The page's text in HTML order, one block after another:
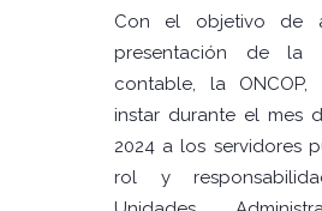
Con el objetivo de
presentación de la
contable, la ONCOP,
instar durante el mes
2024 a los servidores
rol y